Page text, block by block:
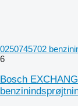
0250745702
6
Bosch